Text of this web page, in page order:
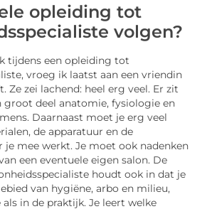
opleiding tot
volgen?
tijdens een opleiding tot
vroeg ik laatst aan een vriendin
Ze zei lachend: heel erg veel. Er zit
groot deel anatomie, fysiologie en
Daarnaast moet je erg veel
de apparatuur en de
je mee werkt. Je moet ook nadenken
een eventuele eigen salon. De
houdt ook in dat je
van hygiëne, arbo en milieu,
in de praktijk. Je leert welke